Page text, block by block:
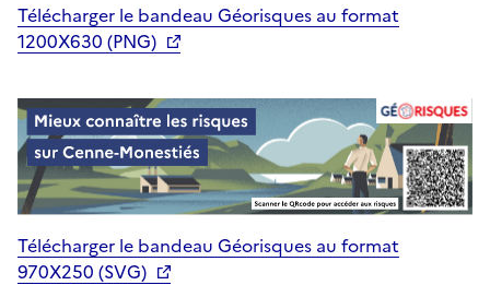
Télécharger le bandeau Géorisques au format
1200X630 (PNG)
Télécharger le bandeau Géorisques au format
970X250 (SVG)